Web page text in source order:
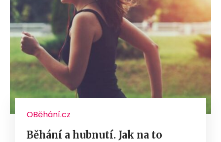
OBěhání.cz
Běhání a hubnutí. Jak na to